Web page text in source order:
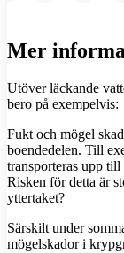
Mer
Utöver läckande
bero på exempelvis:
Fukt och mögel
boendedelen. Till
transporteras upp
Risken för detta är
yttertaket?
Särskilt under
mögelskador i